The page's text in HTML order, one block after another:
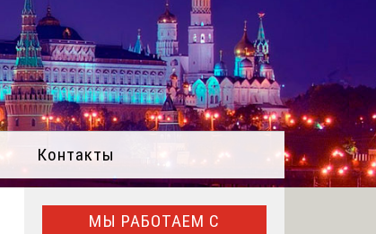
Контакты
МЫ РАБОТАЕМ С